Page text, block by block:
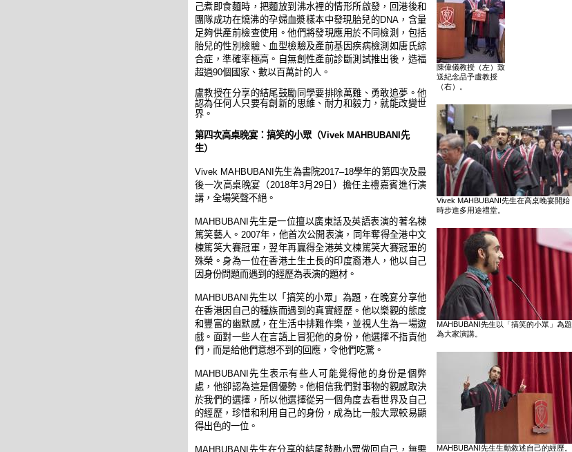
己煮即食麵時 ， 把麵放到沸水裡的情形所啟發 ，
回港後和
團隊成功在燒沸的孕婦血漿樣本中發現胎兒的DNA， 含量
足夠供產前檢查使用。他們將發現應用於不同檢測 ， 包括
胎兒的性別檢驗、血型檢驗及產前基因疾病檢測如唐氏綜
合症 ，準確率極高。自無創性產前診斷測試推出後 ， 造福
超過90個國家、數以百萬計的人。
盧教授在分享的結尾鼓勵 同學要排除萬難、勇敢追夢。他
認為任何人只要有創新的思維、耐力和毅力 ，就能改變世
界 。
第四次高桌晚宴： 搞笑的小眾 （Vivek MAHBUBANI 先
生）
Vivek MAHBUBANI先生為書院2017–18學年的第 四次及最
後一次高桌晚宴（ 2018年3月 29日 ） 擔任主禮嘉賓進行演
講 ， 全場笑聲不絕 。
MAHBUBANI 先生是一位擅以廣東話及英語表演的著名棟
篤笑藝人。 2007年 ， 他首次公開表演， 同年奪得全港中文
楝篤笑大賽冠軍， 翌年再贏得全港英文楝篤笑大賽冠軍的
殊榮。身為一位在香港土生土長的印度裔港人 ， 他以自 己
因身份問題而遇到的經歷為表演的題材 。
MAHBUBANI 先生以 「 搞笑的小眾 」 為題 ，在晚宴分享他
在香港因自 己的種族而遇到的真實經歷。他以樂觀的態度
和豐富的幽默感，在生活中排難作樂 ， 並視人生為一場遊
戲 。面對一些人在言語上 冒犯他的身份 ， 他選擇不指責他
們， 而是給他們意想不到的回應 ， 令他們 吃驚。
MAHBUBANI 先生表示有些人可 能覺得他的身份是個弊
處 ， 他卻認為這是個優勢。他相信我們對事物的觀感取決
於我們的選擇， 所以他選擇從另一個角度去看世界及自 己
的經歷 ， 珍惜和利用自 己的身份 ， 成為比一般大眾較易顯
得出色的一位。
MAHBUBANI 先生在分享的結尾鼓勵小眾做回自 己， 無需
陳偉儀教授（左）致
送紀念品予盧教授
（右）。
Vivek MAHBUBANI先生在高桌晚宴開始
時步進多用途禮堂。
MAHBUBANI先生以「搞笑的小眾」為題
為大家演講。
MAHBUBANI先生生動敘述自己的經歷。